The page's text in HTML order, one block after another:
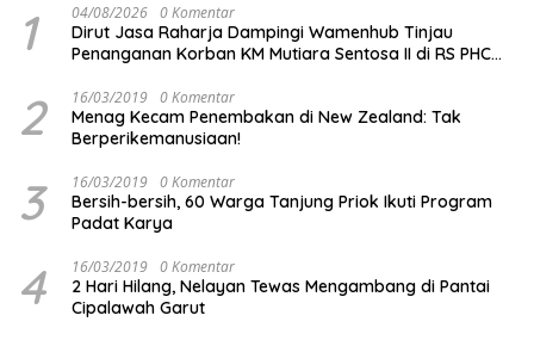
1 04/08/2026 0 Komentar
Dirut Jasa Raharja Dampingi Wamenhub Tinjau
Penanganan Korban KM Mutiara Sentosa II di RS PHC
2 16/03/2019 0 Komentar
Menag Kecam Penembakan di New Zealand: Tak
Berperikemanusiaan!
3 16/03/2019 0 Komentar
Bersih-bersih, 60 Warga Tanjung Priok Ikuti Program
Padat Karya
4 16/03/2019 0 Komentar
2 Hari Hilang, Nelayan Tewas Mengambang di Pantai
Cipalawah Garut